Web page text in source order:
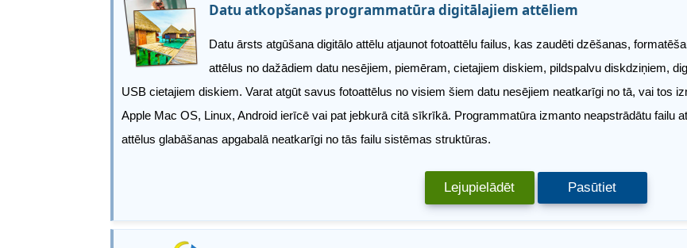
Datu atkopšanas programmatūra digitālajiem attēliem
Datu ārsts atgūšana digitālo attēlu atjaunot fotoattēlu failus, kas zaudēti dzēšanas,
attēlus no dažādiem datu nesējiem, piemēram, cietajiem diskiem, pildspalvu diskdziņiem,
USB cietajiem diskiem. Varat atgūt savus fotoattēlus no visiem šiem datu nesējiem neatkarīgi no tā, vai tos
Apple Mac OS, Linux, Android ierīcē vai pat jebkurā citā sīkrīkā. Programmatūra izmanto neapstrādātu failu
attēlus glabāšanas apgabalā neatkarīgi no tās failu sistēmas struktūras.
Lejupielādēt Pasūtiet